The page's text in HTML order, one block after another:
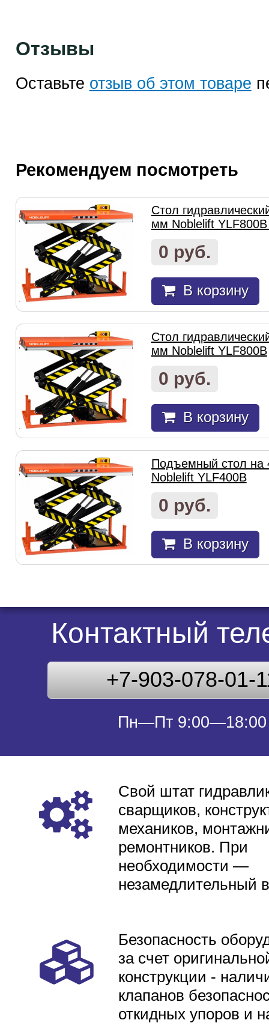
Отзывы
Оставьте отзыв об этом товаре
Рекомендуем посмотреть
Стол
мм Noblelift
0 руб.
В корзину
Стол
мм Noblelift YLF800B
0 руб.
В корзину
Подъемный стол на
Noblelift YLF400B
0 руб.
В корзину
Контактный
+7-903-078-01-
Пн—Пт 9:00—18:00
Свой штат
сварщиков,
механиков,
ремонтников. При
необходимости —
незамедлительный
Безопасность
за счет
конструкции -
клапанов
откидных упоров и